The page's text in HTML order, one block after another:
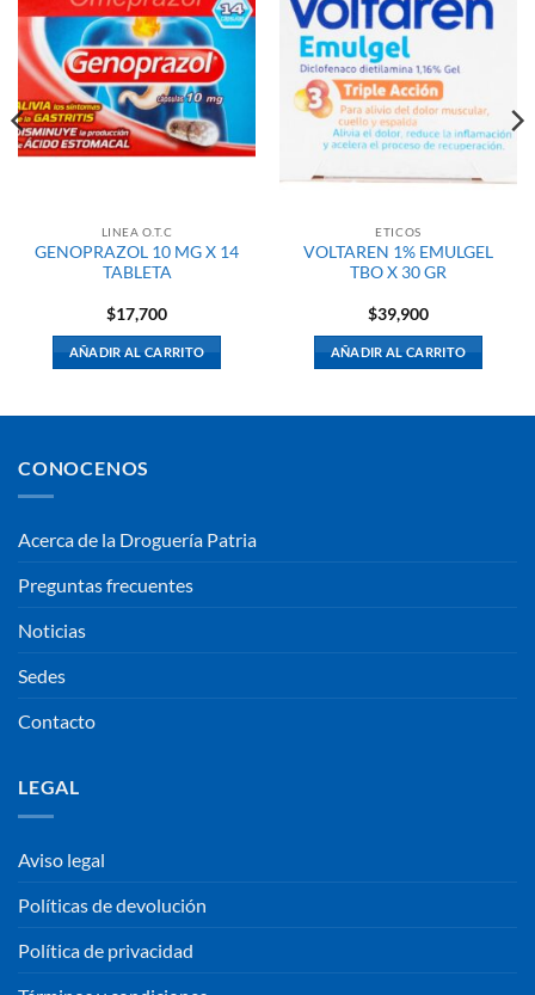
LINEA O.T.C
GENOPRAZOL 10 MG X 14
TABLETA
$17,700
AÑADIR AL CARRITO
ETICOS
VOLTAREN 1% EMULGEL
TBO X 30 GR
$39,900
AÑADIR AL CARRITO
CONOCENOS
Acerca de la Droguería Patria
Preguntas frecuentes
Noticias
Sedes
Contacto
LEGAL
Aviso legal
Políticas de devolución
Política de privacidad